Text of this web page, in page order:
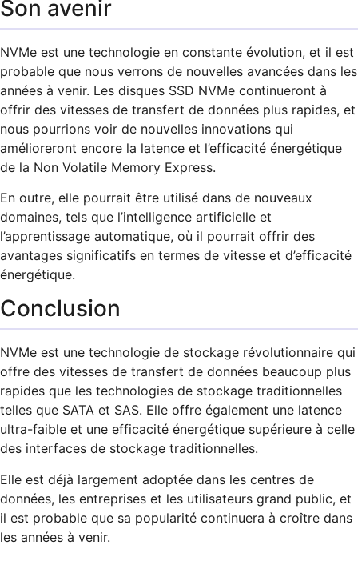
Son avenir
NVMe est une technologie en constante évolution, et il est
probable que nous verrons de nouvelles avancées dans les
années à venir. Les disques SSD NVMe continueront à
offrir des vitesses de transfert de données plus rapides, et
nous pourrions voir de nouvelles innovations qui
amélioreront encore la latence et l’efficacité énergétique
de la Non Volatile Memory Express.
En outre, elle pourrait être utilisé dans de nouveaux
domaines, tels que l’intelligence artificielle et
l’apprentissage automatique, où il pourrait offrir des
avantages significatifs en termes de vitesse et d’efficacité
énergétique.
Conclusion
NVMe est une technologie de stockage révolutionnaire qui
offre des vitesses de transfert de données beaucoup plus
rapides que les technologies de stockage traditionnelles
telles que SATA et SAS. Elle offre également une latence
ultra-faible et une efficacité énergétique supérieure à celle
des interfaces de stockage traditionnelles.
Elle est déjà largement adoptée dans les centres de
données, les entreprises et les utilisateurs grand public, et
il est probable que sa popularité continuera à croître dans
les années à venir.